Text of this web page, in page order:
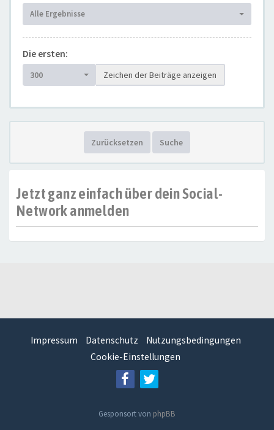
Alle Ergebnisse
Die ersten:
300 Zeichen der Beiträge anzeigen
Zurücksetzen Suche
Jetzt ganz einfach über dein Social-
Network anmelden
Impressum Datenschutz
Nutzungsbedingungen
Cookie-Einstellungen
Gesponsort von phpBB